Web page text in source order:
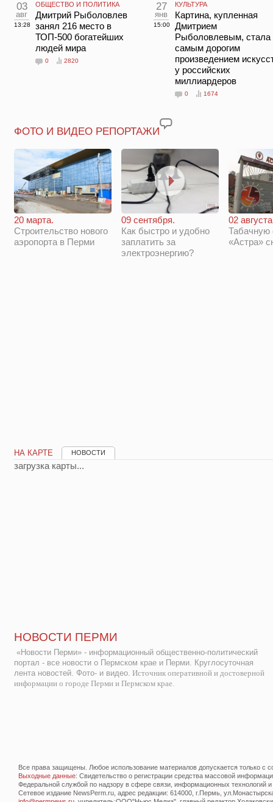
03
авг
13:28
ОБЩЕСТВО И ПОЛИТИКА
Дмитрий Рыболовлев
занял 216 место в
ТОП-500 богатейших
людей мира
0 2820
27
янв
15:00
КУЛЬТУРА
Картина, купленная
Дмитрием
Рыболовлевым, стала
самым дорогим
произведением
у российских
миллиардеров
0 1674
ФОТО И ВИДЕО РЕПОРТАЖИ
20 марта.
Строительство нового
аэропорта в Перми
09 сентября.
Как быстро и удобно
заплатить за
электроэнергию?
02
Табачную
«Астра»
НА КАРТЕ НОВОСТИ
загрузка карты...
НОВОСТИ ПЕРМИ
«Новости Перми» - информационный общественно-политический
портал - все новости о Пермском крае и Перми. Круглосуточная
лента новостей. Фото- и видео. Источник оперативной и достоверной
информации о городе Перми и Пермском крае.
Все права защищены. Любое использование материалов допускается только с
Выходные данные: Свидетельство о регистрации средства массовой
Федеральной службой по надзору в сфере связи, информационных технологий
Сетевое издание NewsPerm.ru, адрес редакции: 614000, г.Пермь,